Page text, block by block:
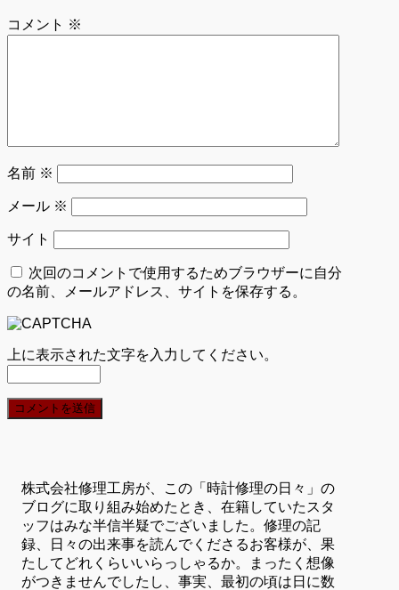
コメント ※
名前 ※
メール ※
サイト
次回のコメントで使用するためブラウザーに自分
の名前、メールアドレス、サイトを保存する。
上に表示された文字を入力してください。
株式会社修理工房が、この「時計修理の日々」の
ブログに取り組み始めたとき、在籍していたスタ
ッフはみな半信半疑でございました。修理の記
録、日々の出来事を読んでくださるお客様が、果
たしてどれくらいいらっしゃるか。まったく想像
がつきませんでしたし、事実、最初の頃は日に数